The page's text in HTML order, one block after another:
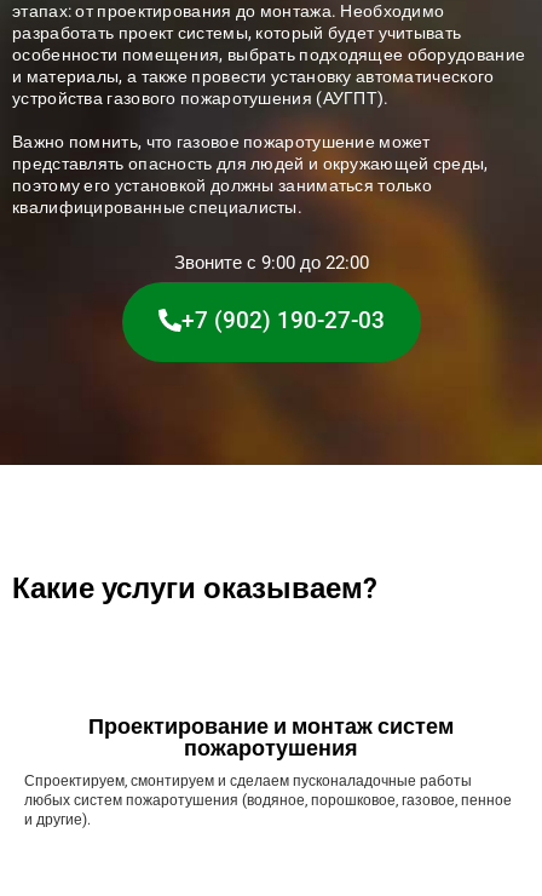
этапах: от проектирования до монтажа. Необходимо
разработать проект системы, который будет учитывать
особенности помещения, выбрать подходящее оборудование
и материалы, а также провести установку автоматического
устройства газового пожаротушения (АУГПТ).
Важно помнить, что газовое пожаротушение может
представлять опасность для людей и окружающей среды,
поэтому его установкой должны заниматься только
квалифицированные специалисты.
Звоните с 9:00 до 22:00
+7 (902) 190-27-03
Какие услуги оказываем?
Проектирование и монтаж систем
пожаротушения
Спроектируем, смонтируем и сделаем пусконаладочные работы
любых систем пожаротушения (водяное, порошковое, газовое, пенное
и другие).